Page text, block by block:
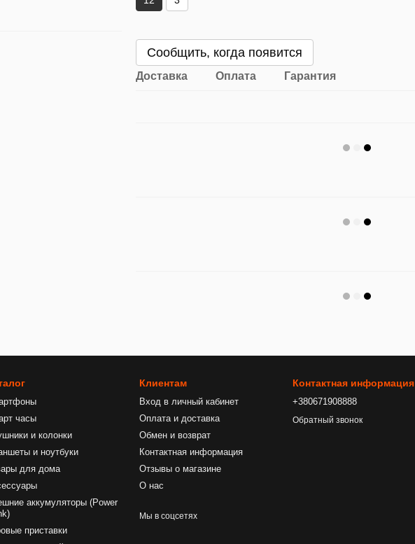
Сообщить, когда появится
Доставка Оплата Гарантия
часы
и колонки
и ноутбуки
для дома
аккумуляторы (Power
приставки
Клиентам
Вход в личный кабинет
Оплата и доставка
Обмен и возврат
Контактная информация
Отзывы о магазине
О нас
Мы в соцсетях
Контактная информация
+380671908888
Обратный звонок